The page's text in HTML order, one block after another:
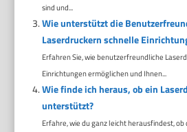
sind und...
Wie unterstützt die
Laserdruckern schnelle
Erfahren Sie, wie benutzerfreundliche
Einrichtungen ermöglichen und Ihnen...
Wie finde ich heraus, ob ein
unterstützt?
Erfahre, wie du ganz leicht herausfindest,